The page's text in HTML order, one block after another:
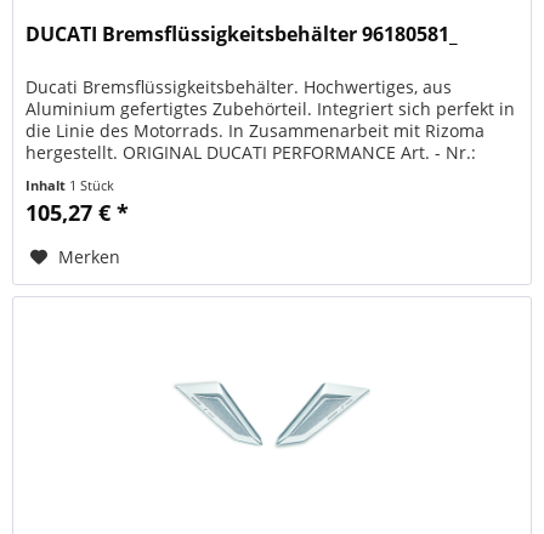
DUCATI Bremsflüssigkeitsbehälter 96180581_
Ducati Bremsflüssigkeitsbehälter. Hochwertiges, aus
Aluminium gefertigtes Zubehörteil. Integriert sich perfekt in
die Linie des Motorrads. In Zusammenarbeit mit Rizoma
hergestellt. ORIGINAL DUCATI PERFORMANCE Art. - Nr.:
Inhalt 1 Stück
105,27 € *
Merken